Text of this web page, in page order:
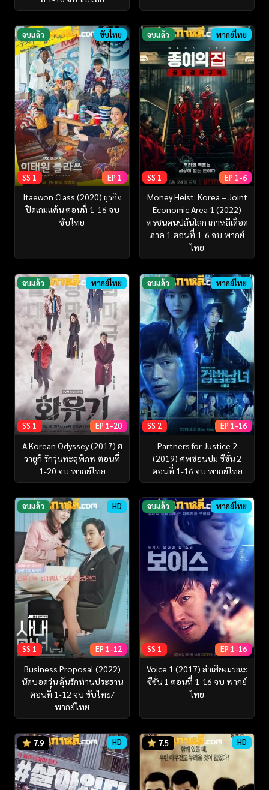
จบแล้ว ซับไทย
SS 1 EP 1
Itaewon Class (2020) ธุรกิจ
ปิดเกมแค้น ตอนที่ 1-16 จบ
ซับไทย
จบแล้ว พากย์ไทย
SS 1 EP 1-6
Money Heist: Korea – Joint
Economic Area 1 (2022)
ทรชนคนปล้นโลก เกาหลีเดือด
ภาค 1 ตอนที่ 1-6 จบ พากย์
ไทย
จบแล้ว พากย์ไทย
SS 1 EP 1-20
A Korean Odyssey (2017) ฮ
วายูกิ รักวุ่นทะลุพิภพ ตอนที่
1-20 จบ พากย์ไทย
จบแล้ว พากย์ไทย
SS 2 EP 1-16
Partners for Justice 2
(2019) ศพซ่อนปม ซีซั่น 2
ตอนที่ 1-16 จบ พากย์ไทย
จบแล้ว HD
SS 1 EP 1-12
Business Proposal (2022)
นัดบอดวุ่น ลุ้นรักท่านประธาน
ตอนที่ 1-12 จบ ซับไทย/
พากย์ไทย
จบแล้ว พากย์ไทย
SS 1 EP 1-16
Voice 1 (2017) ล่าเสียงมรณะ
ซีซั่น 1 ตอนที่ 1-16 จบ พากย์
ไทย
7.9 HD 7.5 HD